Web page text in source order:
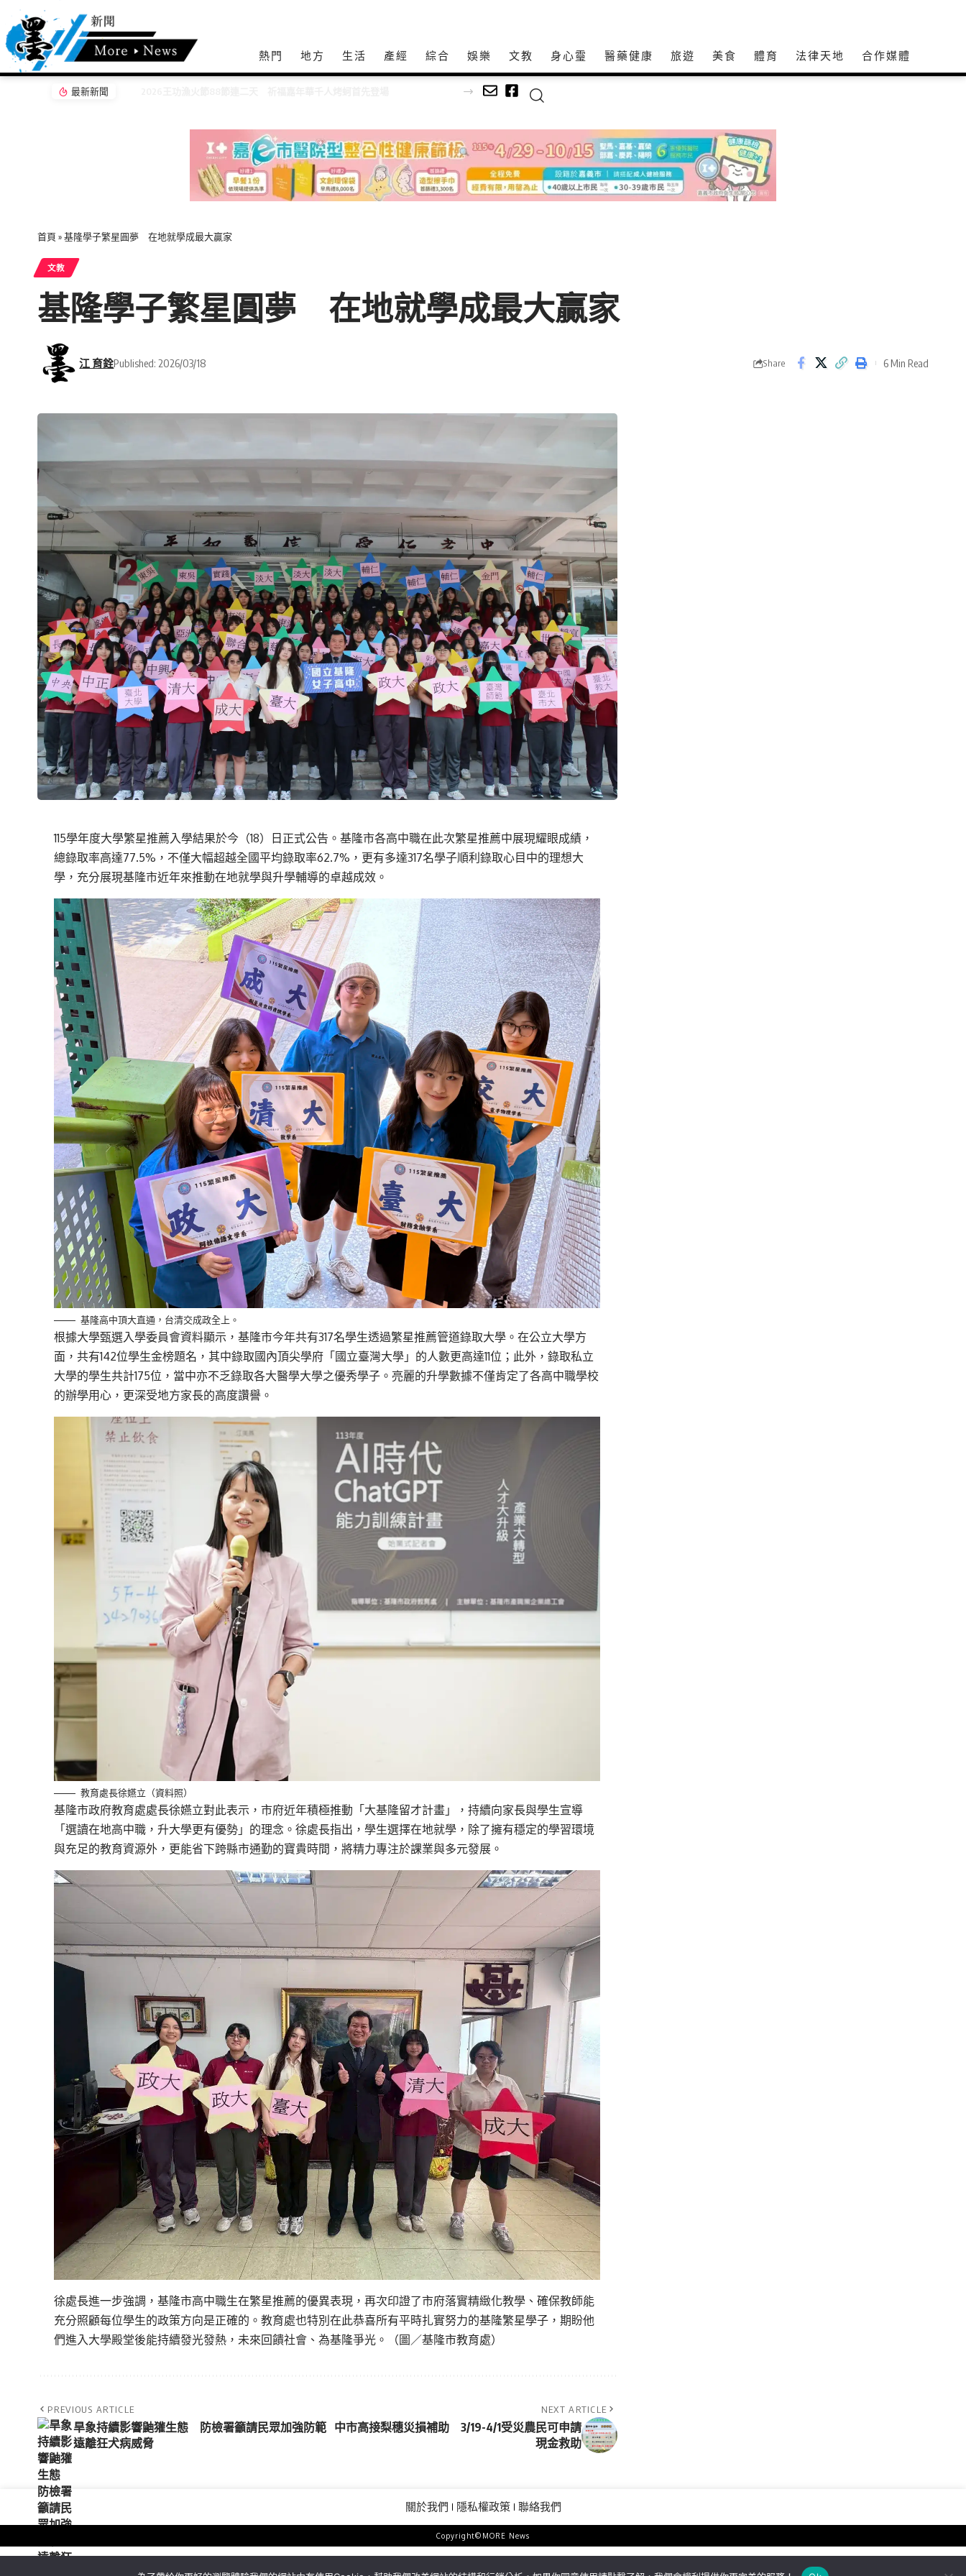
熱門 地方 生活 產經 綜合 娛樂 文教 身心𩆜 醫藥健康 旅遊 美食 體育 法律天地 合作媒體
最新新聞
首頁 »基隆學子繁星圓夢 在地就學成最大贏家
文教
基隆學子繁星圓夢 在地就學成最大贏家
江 育銓Published: 2026/03/18 Share 6 Min Read
115學年度大學繁星推薦入學結果於今（18）日正式公告。基隆市各高中職在此次繁星推薦中展現耀眼成績，
總錄取率高達77.5%，不僅大幅超越全國平均錄取率62.7%，更有多達317名學子順利錄取心目中的理想大
學，充分展現基隆市近年來推動在地就學與升學輔導的卓越成效。
基隆高中頂大直通，台清交成政全上。
根據大學甄選入學委員會資料顯示，基隆市今年共有317名學生透過繁星推薦管道錄取大學。在公立大學方
面，共有142位學生金榜題名，其中錄取國內頂尖學府「國立臺灣大學」的人數更高達11位；此外，錄取私立
大學的學生共計175位，當中亦不乏錄取各大醫學大學之優秀學子。亮麗的升學數據不僅肯定了各高中職學校
的辦學用心，更深受地方家長的高度讚譽。
教育處長徐嬿立（資料照）
基隆市政府教育處處長徐嬿立對此表示，市府近年積極推動「大基隆留才計畫」，持續向家長與學生宣導
「選讀在地高中職，升大學更有優勢」的理念。徐處長指出，學生選擇在地就學，除了擁有穩定的學習環境
與充足的教育資源外，更能省下跨縣市通勤的寶貴時間，將精力專注於課業與多元發展。
徐處長進一步強調，基隆市高中職生在繁星推薦的優異表現，再次印證了市府落實精緻化教學、確保教師能
充分照顧每位學生的政策方向是正確的。教育處也特別在此恭喜所有平時扎實努力的基隆繁星學子，期盼他
們進入大學殿堂後能持續發光發熱，未來回饋社會、為基隆爭光。（圖／基隆市教育處）
PREVIOUS ARTICLE
旱象持續影響鼬獾生態 防檢署籲請民眾加強防範
遠離狂犬病威脅
NEXT ARTICLE
中市高接梨穗災損補助 3/19-4/1受災農民可申請
現金救助
關於我們 隱私權政策 聯絡我們
Copyright©MORE News